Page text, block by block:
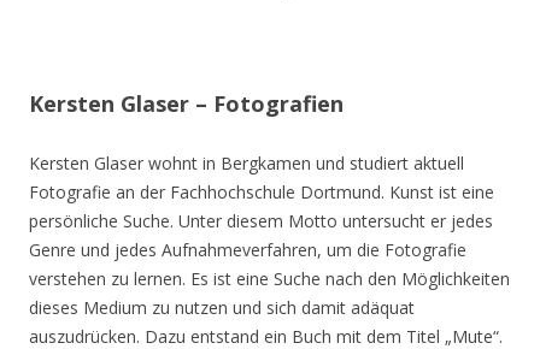
Kersten Glaser – Fotografien
Kersten Glaser wohnt in Bergkamen und studiert aktuell
Fotografie an der Fachhochschule Dortmund. Kunst ist eine
persönliche Suche. Unter diesem Motto untersucht er jedes
Genre und jedes Aufnahmeverfahren, um die Fotografie
verstehen zu lernen. Es ist eine Suche nach den Möglichkeiten
dieses Medium zu nutzen und sich damit adäquat
auszudrücken. Dazu entstand ein Buch mit dem Titel „Mute“.